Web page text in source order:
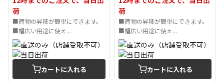
荷
■荷物の昇降が簡単にできます。
■幅広い用途に使え...
カートに入れる
荷
■荷物の昇降が簡単にできます。
■幅広い用途に使え...
カートに入れる